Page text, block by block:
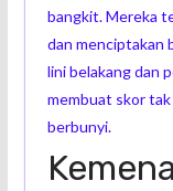
bangkit. Mereka
dan menciptakan
lini belakang dan
membuat skor
berbunyi.